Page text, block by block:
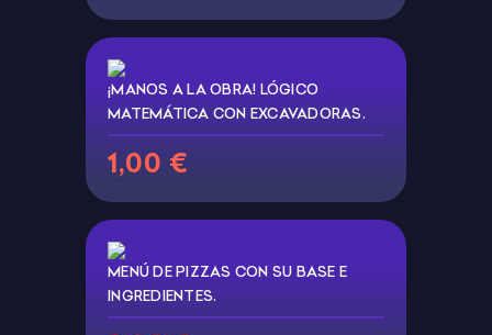
¡MANOS A LA OBRA! LÓGICO
MATEMÁTICA CON EXCAVADORAS.
1,00 €
MENÚ DE PIZZAS CON SU BASE E
INGREDIENTES.